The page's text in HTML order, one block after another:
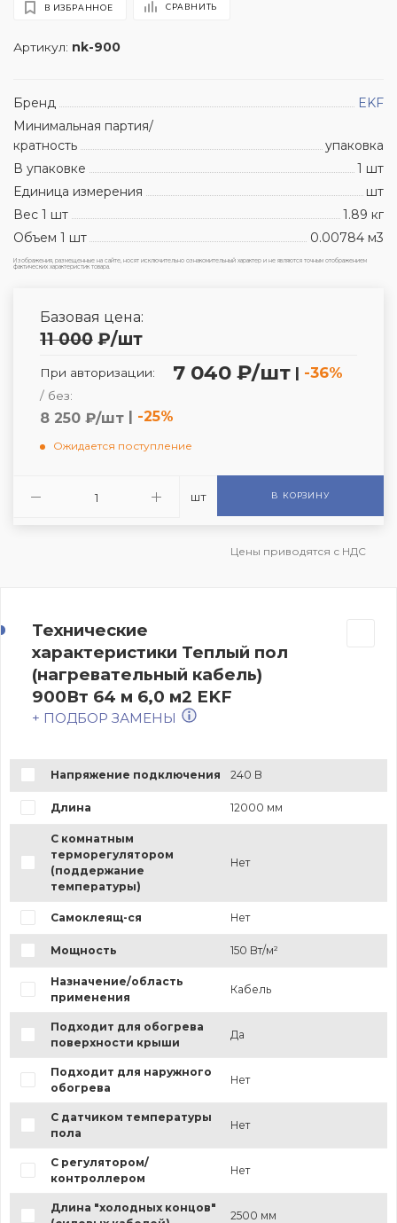
Артикул: nk-900
В ИЗБРАННОЕ СРАВНИТЬ
Бренд
EKF
Минимальная партия/
кратность
упаковка
В упаковке
1 шт
Единица измерения
шт
Вес 1 шт
1.89 кг
Объем 1 шт
0.00784 м3
Изображения, размещенные на сайте, носят исключительно ознакомительный характер и не являются точным отображением
фактических характеристик товара.
Базовая цена:
11 000 ₽/шт
При авторизации: 7 040 ₽/шт | -36%
/ без:
8 250 ₽/шт | -25%
Ожидается поступление
шт В КОРЗИНУ
Цены приводятся с НДС
Технические
характеристики Теплый пол
(нагревательный кабель)
900Вт 64 м 6,0 м2 EKF
+ ПОДБОР ЗАМЕНЫ
Напряжение подключения 240 В
Длина 12000 мм
С комнатным
терморегулятором
(поддержание
температуры)
Нет
Самоклеящ-ся Нет
Мощность 150 Вт/м²
Назначение/область
применения
Кабель
Подходит для обогрева
поверхности крыши
Да
Подходит для наружного
обогрева
Нет
С датчиком температуры
пола
Нет
С регулятором/
контроллером
Нет
Длина "холодных концов"
2500 мм